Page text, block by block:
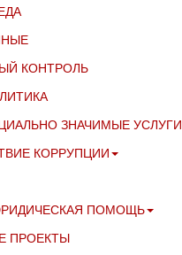
КОНТРОЛЬ
ЗНАЧИМЫЕ УСЛУГИ
КОРРУПЦИИ
ПОМОЩЬ
ПРОЕКТЫ